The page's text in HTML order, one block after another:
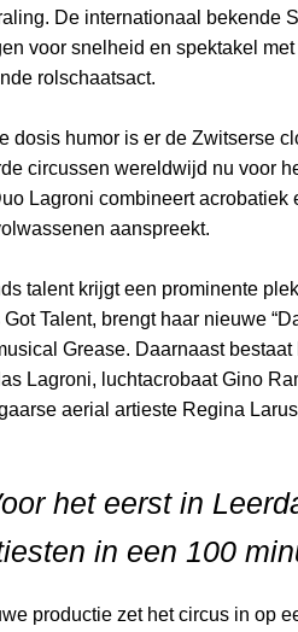
De internationaal bekende
voor snelheid en spektakel met
rolschaatsact.
dosis humor is er de Zwitserse
circussen wereldwijd nu voor
Lagroni combineert acrobatiek
aanspreekt.
talent krijgt een prominente
Got Talent, brengt haar nieuwe
Grease. Daarnaast
Lagroni, luchtacrobaat Gino
aerial artieste Regina
het eerst in
in een 100
productie zet het circus in op